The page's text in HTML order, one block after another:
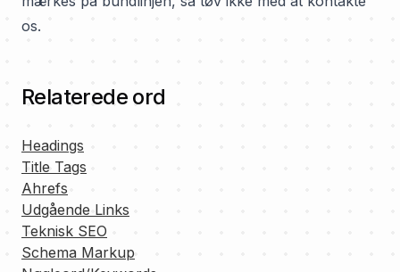
os.
Relaterede ord
Headings
Title Tags
Ahrefs
Udgående Links
Teknisk SEO
Schema Markup